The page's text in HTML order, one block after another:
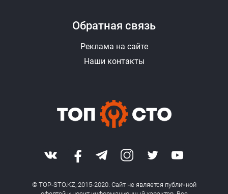
Обратная связь
Реклама на сайте
Наши контакты
© TOP-STO.KZ, 2015-2020. Сайт не является публичной